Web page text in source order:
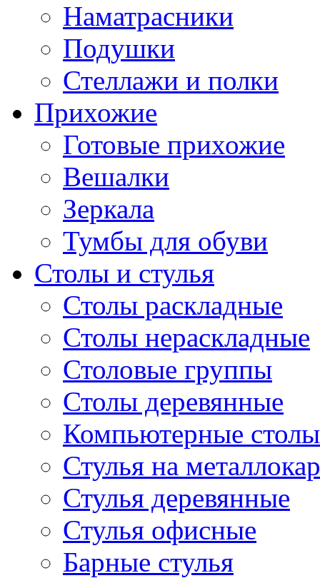
Наматрасники
Подушки
Стеллажи и полки
Прихожие
Готовые прихожие
Вешалки
Зеркала
Тумбы для обуви
Столы и стулья
Столы раскладные
Столы нераскладные
Столовые группы
Столы деревянные
Компьютерные столы
Стулья на
Стулья деревянные
Стулья офисные
Барные стулья